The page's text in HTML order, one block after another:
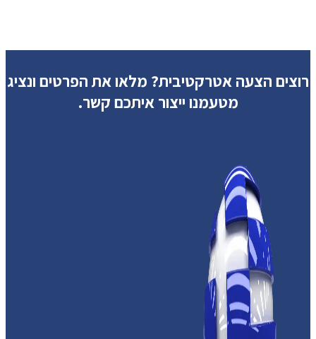
רוצים הצעה אטרקטיבית? מלאו את הפרטים ונציג
מטעמנו ייצור איתכם קשר.